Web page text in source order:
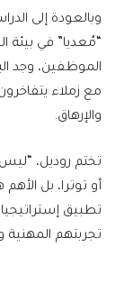
وبالعودة إلى
الموظفين، وجد
مع زملاء
والإرهاق.
تختم روديل،
أو توترا، بل
تطبيق
تجربتهم المهنية